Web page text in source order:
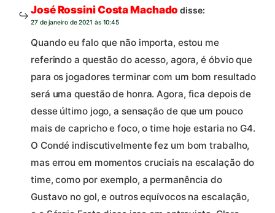
José Rossini Costa Machado disse:
27 de janeiro de 2021 às 10:45
Quando eu falo que não importa, estou me
referindo a questão do acesso, agora, é óbvio que
para os jogadores terminar com um bom resultado
será uma questão de honra. Agora, fica depois de
desse último jogo, a sensação de que um pouco
mais de capricho e foco, o time hoje estaria no G4.
O Condé indiscutivelmente fez um bom trabalho,
mas errou em momentos cruciais na escalação do
time, como por exemplo, a permanência do
Gustavo no gol, e outros equívocos na escalação,